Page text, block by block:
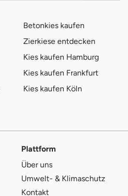
Betonkies kaufen
Zierkiese entdecken
Kies kaufen Hamburg
Kies kaufen Frankfurt
Kies kaufen Köln
Plattform
Über uns
Umwelt- & Klimaschutz
Kontakt